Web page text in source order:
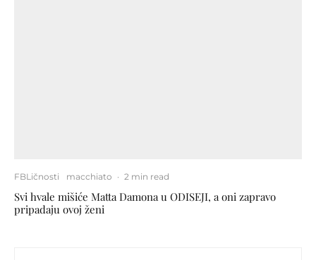
FBLičnosti macchiato · 2 min read
Svi hvale mišiće Matta Damona u ODISEJI, a oni zapravo
pripadaju ovoj ženi